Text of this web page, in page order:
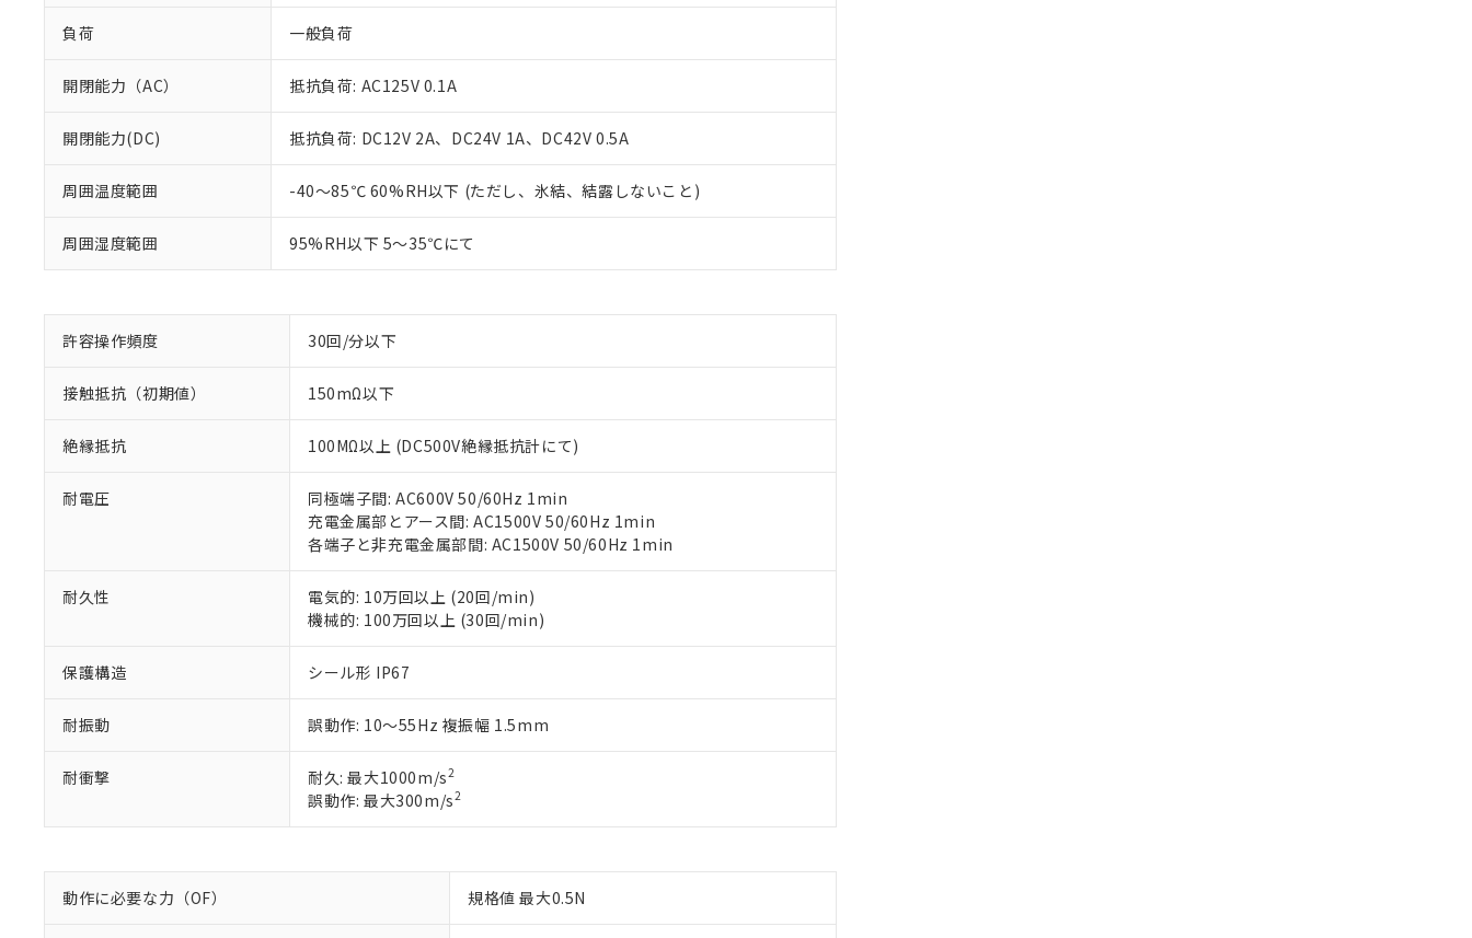
負荷 一般負荷
開閉能力（AC） 抵抗負荷: AC125V 0.1A
開閉能力(DC) 抵抗負荷: DC12V 2A、DC24V 1A、DC42V 0.5A
周囲温度範囲 -40～85℃ 60%RH以下 (ただし、氷結、結露しないこと)
周囲湿度範囲 95%RH以下 5～35℃にて
許容操作頻度 30回/分以下
接触抵抗（初期値） 150mΩ以下
絶縁抵抗 100MΩ以上 (DC500V絶縁抵抗計にて)
耐電圧
同極端子間: AC600V 50/60Hz 1min
充電金属部とアース間: AC1500V 50/60Hz 1min
各端子と非充電金属部間: AC1500V 50/60Hz 1min
耐久性
電気的: 10万回以上 (20回/min)
機械的: 100万回以上 (30回/min)
保護構造 シール形 IP67
耐振動 誤動作: 10～55Hz 複振幅 1.5mm
耐衝撃 耐久: 最大1000m/s2
誤動作: 最大300m/s2
動作に必要な力（OF） 規格値 最大0.5N
以下の条件をお読みいただき、同意のうえご利用ください。
当社制御機器事業取扱商品の中には、本サービスの対象外となる商品もあることをご了承ください。
在庫状況および標準価格照会結果は、記載している更新日時点での社内データに基づき作成されるも
のであり、閲覧された時点での実際の在庫および標準価格とは異なる場合があることをご了承くださ
い。
正式な納期状況および標準価格はお客様のお取引先、またはお客様担当のオムロン制御機器販売店・
当社販売員にご相談ください。
オムロン制御機器販売店や当社販売拠点は「
在庫状況および標準価格結果を当社の事前の承諾なく第三者に漏洩または開示しないようお願いしま
ている必要があります。
お客様が当ウェブサイト上で当社にご登録された部品リストについて、当社および当社の共同利用者
が、当社の製品・サービスに関するお客様との取引・商談に必要な範囲で利用することをご了承くだ
さい。
※当社の共同利用者とは、
いる法人を指します。
対応済み：EU RoHS指令（10物質）の非含有に対応した製品が提供可能な商品です。
対応予定：EU RoHS指令（10物質）の非含有に対応した製品に切り替える予定のある商品です。
対応予定なし：EU RoHS指令（10物質）の非含有に非対応の商品で、対応品を出す予定はありません。
非該当品：ライセンス料など無形物で、有害物質有無と関係のない商品です。
仕入先様の事情により、非含有部品としていたものが、含有品と判明した場合などやむを得ず変更すること
*EU RoHS指令（10物質）：
鉛(Pb) 1000ppm以下、 水銀(Hg) 1000ppm以下、 カドミウム(Cd) 100ppm以下、
六価クロム(Cr(Ⅵ)) 1000ppm以下、ポリ臭化ビフェニル類(PBB) 1000ppm以下、ポリ臭化ジフェニルエーテル類(PBDE) 1000ppm以下、
フタル酸ビス(2-エチルヘキシル) (DEHP)(別名：DOP) 1000ppm以下、フタル酸ブチルベンジル（BBP） 1000ppm以下、フタル酸ジブチ
ル（DBP） 1000ppm以下、フタル酸ジイソブチル (DIBP) 1000ppm以下
フタル酸エステル類の４物質については閾値を超える意図的な使用がないことを確認しています。
※2 対応予定月
部品在庫の切り替え状況などにより、予定月が前後することがあります。
※3 非含有証明書ダウンロード
下記の非含有証明書をダウンロードすることができます。
EU RoHS指令（10物質）の非含有証明書
51物質の非含有証明書（当社基準）
また、RoHS指令のフタル酸エステル類４物質の対応では、対応完了までの期間は出荷製品に未対応品が
混在することから備考欄に対応日を記載しておりました。
※1 中国RoHS○×表
「○」：最大均質材料含有率が中国RoHSの基準値以下であることを示します。
「×」：最大均質材料含有率が中国RoHSの基準値を超えていることを示します。
「－」：未確認です。当社販売部門へお問い合わせください。
Cr(Ⅵ)(六価クロム) : 1000ppm、 PBBs(ポリ臭化ビフェニル類) : 1000ppm、 PBDEs(ポリ臭化ジフェニルエーテル類) : 1000ppm、
DBP(フタル酸ジブチル) : 1000ppm、 DIBP(フタル酸ジイソブチル) : 1000ppm、 BBP(フタル酸ブチルベンジル) : 1000ppm、
DEHP(フタル酸ビス(2-エチルヘキシル)) : 1000ppm
※2 環境保護使用期限
「ｅ」：有害物質（10物質）のすべてが基準値以下であることを示します。
「10」：通常の使用状況下において有害物質が外部に漏えいし、環境に深刻な影響を及ぼさない年数を意
などの必要な手続きをとります。
当社は規制貨物を破棄する場合は、完全に破砕するなど、違法に輸出されないよう必要な手段を講じ
ます。
当社は貴社製品を、核兵器、ミサイル、化学兵器、生物兵器またはその他武器並びにこれらの製造装
置等に一切使用いたしません。
当社は、貴社製品を第三者に販売する場合は、上記1、2および3の内容を当該第三者に通知します。
また当社は、販売先および販売に係わる関係者が違法に輸出するおそれがある場合は、取り引きをい
たしません。
記
説明
○ 一定数以上の在庫あり
△ 一定数には満たないが在庫あり
－
在庫なし(最新の在庫状況については、お客様のお取引先、またはお客様担当のオムロン制御
機器販売店・当社販売員にご確認ください)
空
白
受注生産機種、また在庫状況の情報を公開していない機種